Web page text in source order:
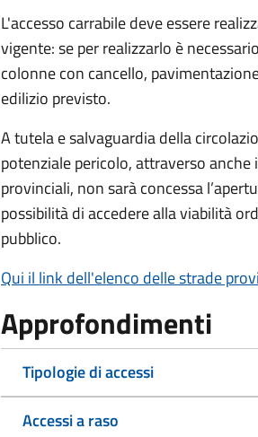
L'accesso carrabile deve essere
vigente: se per realizzarlo è
colonne con cancello,
edilizio previsto.
A tutela e salvaguardia della
potenziale pericolo, attraverso
provinciali, non sarà concessa
possibilità di accedere alla viabilità
pubblico.
Qui il link dell'elenco delle strade
Approfondimenti
Tipologie di accessi
Accessi a raso